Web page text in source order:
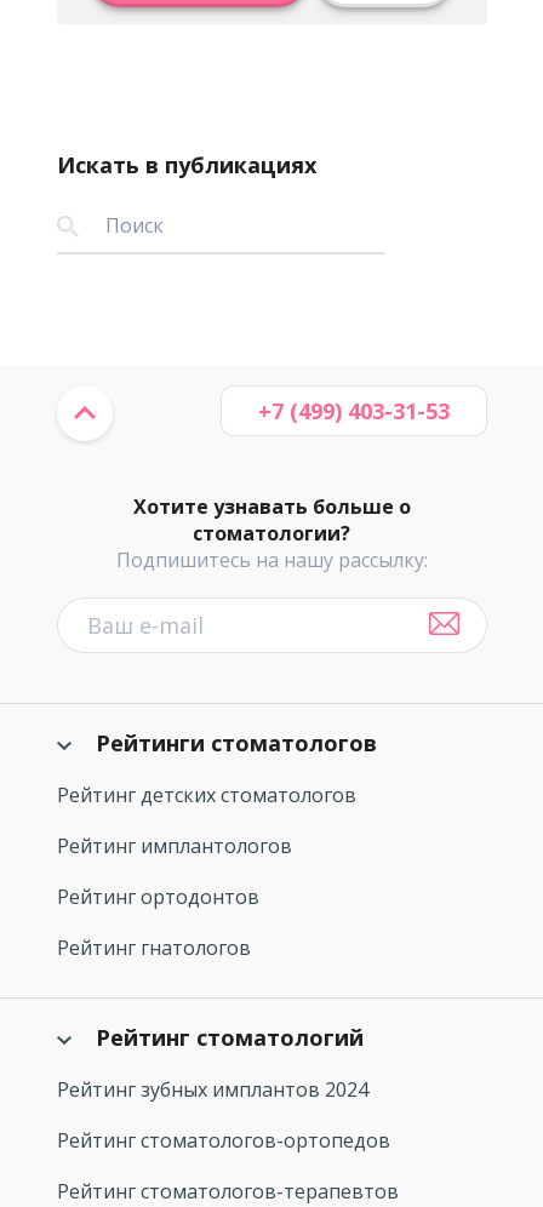
Искать в публикациях
Хотите узнавать больше о
стоматологии?
Подпишитесь на нашу рассылку:
+7 (499) 403-31-53
Рейтинги стоматологов
Рейтинг детских стоматологов
Рейтинг имплантологов
Рейтинг ортодонтов
Рейтинг гнатологов
Рейтинг стоматологий
Рейтинг зубных имплантов 2024
Рейтинг стоматологов-ортопедов
Рейтинг стоматологов-терапевтов